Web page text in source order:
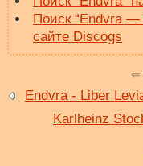
Поиск “Endvra —
сайте Discogs
⇐
Endvra - Liber
Karlheinz